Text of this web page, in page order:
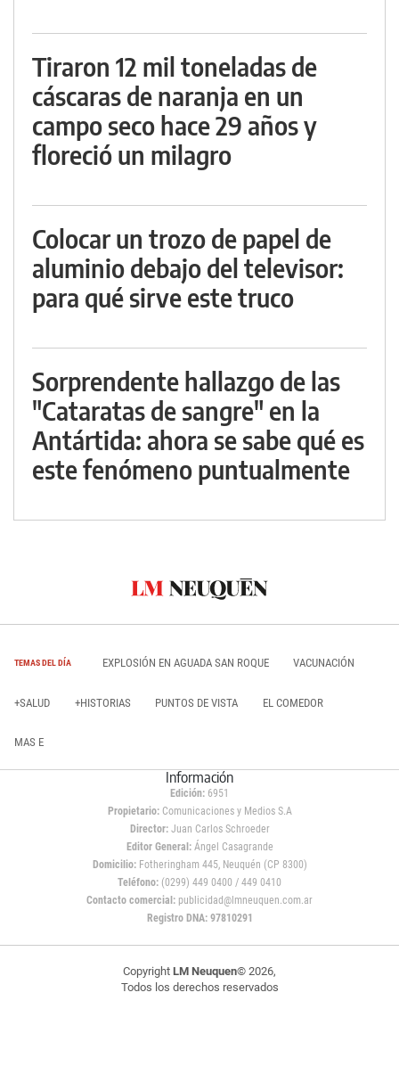
Tiraron 12 mil toneladas de
cáscaras de naranja en un
campo seco hace 29 años y
floreció un milagro
Colocar un trozo de papel de
aluminio debajo del televisor:
para qué sirve este truco
Sorprendente hallazgo de las
"Cataratas de sangre" en la
Antártida: ahora se sabe qué es
este fenómeno puntualmente
TEMAS DEL DÍA EXPLOSIÓN EN AGUADA SAN ROQUE VACUNACIÓN
+SALUD +HISTORIAS PUNTOS DE VISTA EL COMEDOR
MAS E
Información
Edición: 6951
Propietario:Comunicaciones y Medios S.A
Director: Juan Carlos Schroeder
Editor General:Ángel Casagrande
Domicilio:Fotheringham 445, Neuquén (CP 8300)
Teléfono: (0299) 449 0400 / 449 0410
Contacto comercial: publicidad@lmneuquen.com.ar
Registro DNA: 97810291
Copyright LM Neuquen© 2026,
Todos los derechos reservados